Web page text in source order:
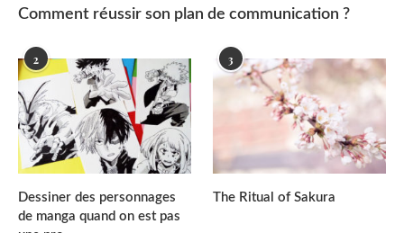
Comment réussir son plan de communication ?
2
Dessiner des personnages
de manga quand on est pas
3
The Ritual of Sakura